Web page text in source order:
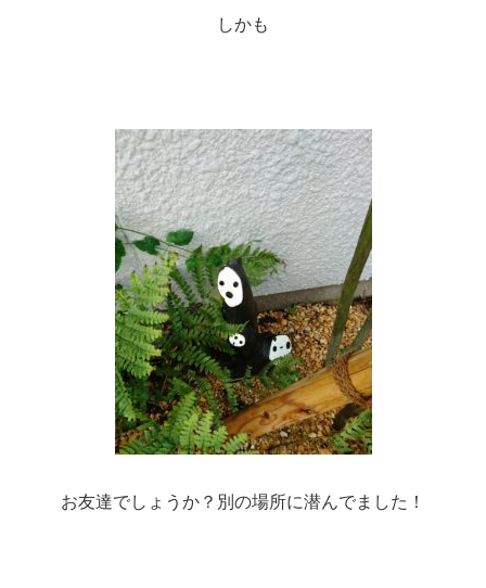
しかも
お友達でしょうか？別の場所に潜んでました！